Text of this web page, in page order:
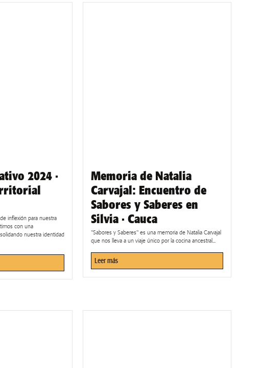
2024 ·
inflexión para nuestra
con una
nuestra identidad
Memoria de Natalia
Carvajal: Encuentro de
Sabores y Saberes en
Silvia · Cauca
"Sabores y Saberes" es una memoria de Natalia Carvajal
que nos lleva a un viaje único por la cocina ancestral...
Leer más